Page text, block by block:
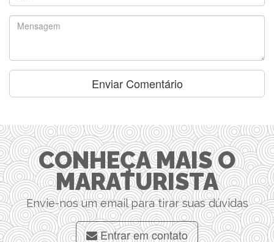
CONHEÇA MAIS O
MARATURISTA
Envie-nos um email para tirar suas dúvidas
Entrar em contato